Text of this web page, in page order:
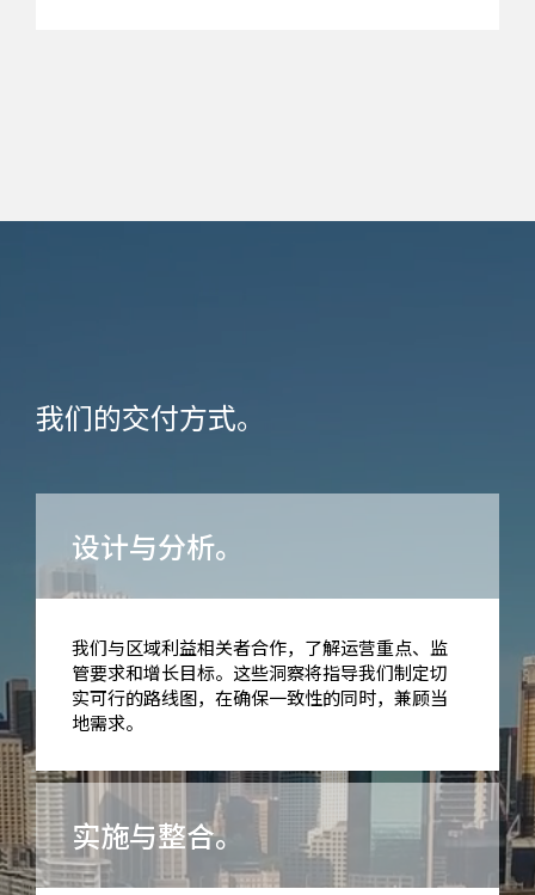
我们的交付方式。
设计与分析。
我们与区域利益相关者合作，了解运营重点、监
管要求和增长目标。这些洞察将指导我们制定切
实可行的路线图，在确保一致性的同时，兼顾当
地需求。
实施与整合。